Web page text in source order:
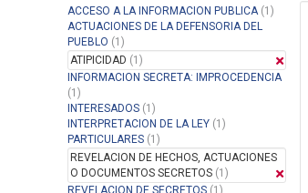
ACCESO A LA INFORMACION PUBLICA(1)
ACTUACIONES DE LA DEFENSORIA DEL
PUEBLO (1)
ATIPICIDAD (1)
INFORMACION SECRETA: IMPROCEDENCIA
(1)
INTERESADOS (1)
INTERPRETACION DE LA LEY (1)
PARTICULARES (1)
REVELACION DE HECHOS, ACTUACIONES
O DOCUMENTOS SECRETOS (1)
REVELACION DE SECRETOS (1)